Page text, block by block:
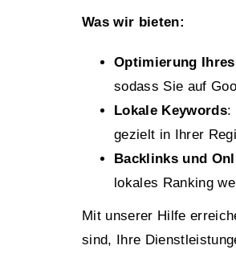
Was wir bieten:
Optimierung
sodass Sie auf
Lokale Keywords:
gezielt in Ihrer
Backlinks und
lokales Ranking
Mit unserer Hilfe
sind, Ihre